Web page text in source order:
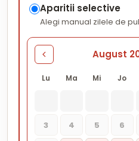
Aparitii selective
Alegi manual zilele de
August
Lu Ma Mi Jo
3 4 5 6